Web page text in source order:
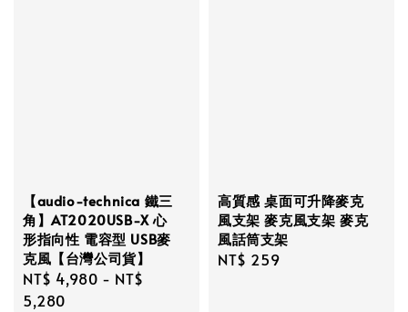
【audio-technica 鐵三
角】AT2020USB-X 心
形指向性 電容型 USB麥
克風【台灣公司貨】
Regular
price
NT$ 4,980 - NT$
5,280
高質感 桌面可升降麥克
風支架 麥克風支架 麥克
風話筒支架
Regular
NT$ 259